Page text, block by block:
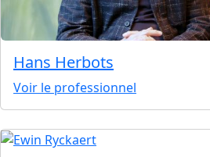
Hans Herbots
Voir le professionnel